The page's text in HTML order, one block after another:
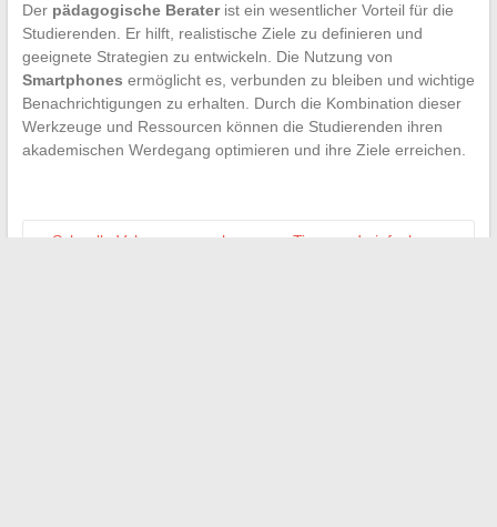
Der pädagogische Beraterist ein wesentlicher Vorteil für die
Studierenden. Er hilft, realistische Ziele zu definieren und
geeignete Strategien zu entwickeln. Die Nutzung von
Smartphones ermöglicht es, verbunden zu bleiben und wichtige
Benachrichtigungen zu erhalten. Durch die Kombination dieser
Werkzeuge und Ressourcen können die Studierenden ihren
akademischen Werdegang optimieren und ihre Ziele erreichen.
Schnelle Volumenumrechnungen: Tipps und einfache